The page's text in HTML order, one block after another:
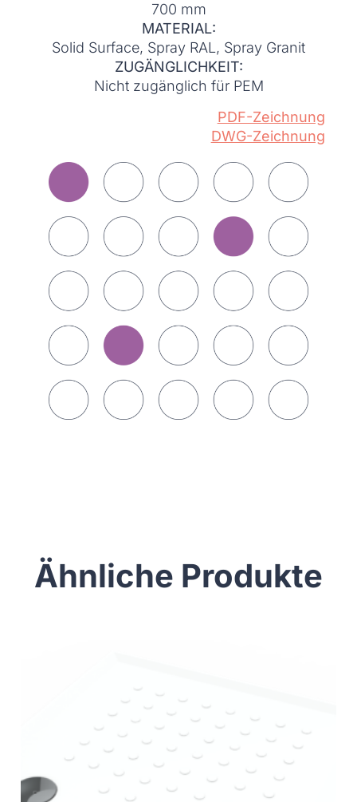
700 mm
MATERIAL:
Solid Surface, Spray RAL, Spray Granit
ZUGÄNGLICHKEIT:
Nicht zugänglich für PEM
PDF-Zeichnung
DWG-Zeichnung
Ähnliche Produkte